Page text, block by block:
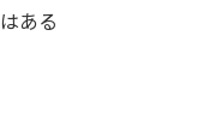
ある